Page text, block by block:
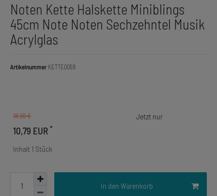
Noten Kette Halskette Miniblings
45cm Note Noten Sechzehntel Musik
Acrylglas
Artikelnummer KETTE0059
18,99 €
10,79 EUR *
Inhalt 1 Stück
In den Warenkorb